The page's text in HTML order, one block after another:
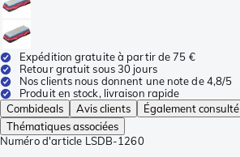
Expédition gratuite à partir de 75 €
Retour gratuit sous 30 jours
Nos clients nous donnent une note de 4,8/5
Produit en stock, livraison rapide
Combideals
Avis clients Également consulté
Thématiques associées
Numéro d'article LSDB-1260